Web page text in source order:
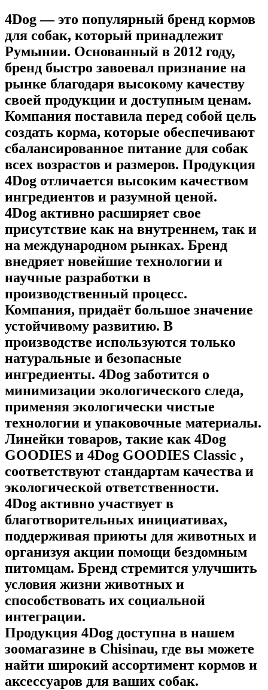
4Dog — это популярный бренд кормов
для собак, который принадлежит
Румынии. Основанный в 2012 году,
бренд быстро завоевал признание на
рынке благодаря высокому качеству
своей продукции и доступным ценам.
Компания поставила перед собой цель
создать корма, которые обеспечивают
сбалансированное питание для собак
всех возрастов и размеров. Продукция
4Dog отличается высоким качеством
ингредиентов и разумной ценой.
4Dog активно расширяет свое
присутствие как на внутреннем, так и
на международном рынках. Бренд
внедряет новейшие технологии и
научные разработки в
производственный процесс.
Компания, придаёт большое значение
устойчивому развитию. В
производстве используются только
натуральные и безопасные
ингредиенты. 4Dog заботится о
минимизации экологического следа,
применяя экологически чистые
технологии и упаковочные материалы.
Линейки товаров, такие как 4Dog
GOODIES и 4Dog GOODIES Classic ,
соответствуют стандартам качества и
экологической ответственности.
4Dog активно участвует в
благотворительных инициативах,
поддерживая приюты для животных и
организуя акции помощи бездомным
питомцам. Бренд стремится улучшить
условия жизни животных и
способствовать их социальной
интеграции.
Продукция 4Dog доступна в нашем
зоомагазине в Chisinau, где вы можете
найти широкий ассортимент кормов и
аксессуаров для ваших собак.